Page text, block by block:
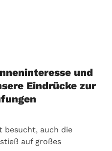
und
Eindrücke zur
besucht, auch die
auf großes